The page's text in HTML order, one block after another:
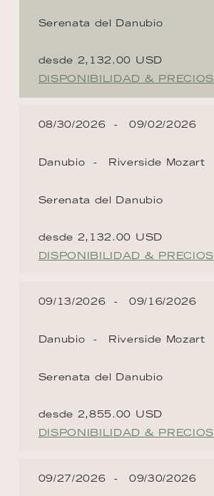
Serenata del Danubio
desde 2,132.00 USD
DISPONIBILIDAD & PRECIOS
08/30/2026 09/02/2026
Danubio Riverside Mozart
Serenata del Danubio
desde 2,132.00 USD
DISPONIBILIDAD & PRECIOS
09/13/2026 09/16/2026
Danubio Riverside Mozart
Serenata del Danubio
desde 2,855.00 USD
DISPONIBILIDAD & PRECIOS
09/27/2026 09/30/2026